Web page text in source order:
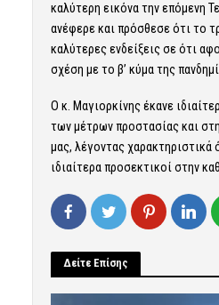
καλύτερη εικόνα την επόμενη
ανέφερε και πρόσθεσε ότι το
καλύτερες ενδείξεις σε ότι
σχέση με το β’ κύμα της
Ο κ. Μαγιορκίνης έκανε
των μέτρων προστασίας και
μας, λέγοντας χαρακτηριστικά
ιδιαίτερα προσεκτικοί στην
Δείτε Επίσης